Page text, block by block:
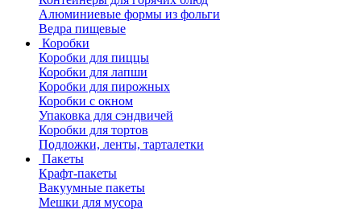
Алюминиевые формы из фольги
Ведра пищевые
Коробки
Коробки для пиццы
Коробки для лапши
Коробки для пирожных
Коробки с окном
Упаковка для сэндвичей
Коробки для тортов
Подложки, ленты, тарталетки
Пакеты
Крафт-пакеты
Вакуумные пакеты
Мешки для мусора